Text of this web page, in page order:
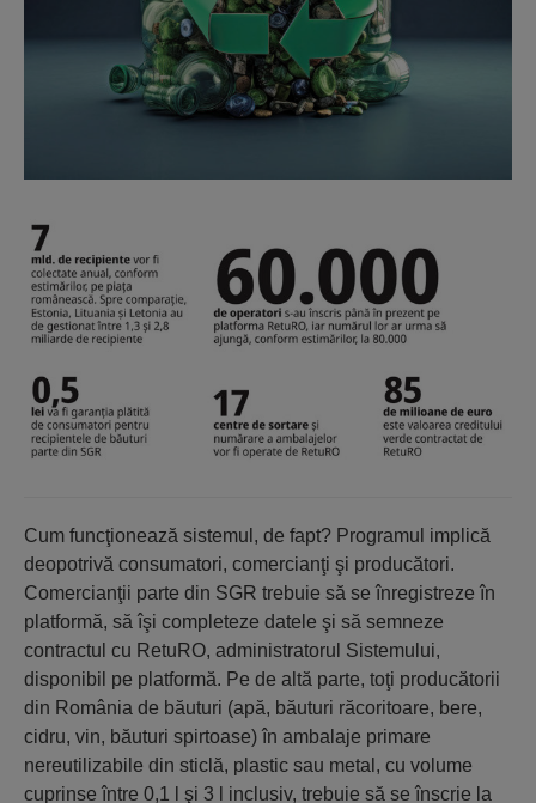
Cum funcţionează sistemul, de fapt? Programul implică
deopotrivă consumatori, comercianţi şi producători.
Comercianţii parte din SGR trebuie să se înregistreze în
platformă, să îşi completeze datele şi să semneze
contractul cu RetuRO, administratorul Sistemului,
disponibil pe platformă. Pe de altă parte, toţi producătorii
din România de băuturi (apă, băuturi răcoritoare, bere,
cidru, vin, băuturi spirtoase) în ambalaje primare
nereutilizabile din sticlă, plastic sau metal, cu volume
cuprinse între 0,1 l şi 3 l inclusiv, trebuie să se înscrie la